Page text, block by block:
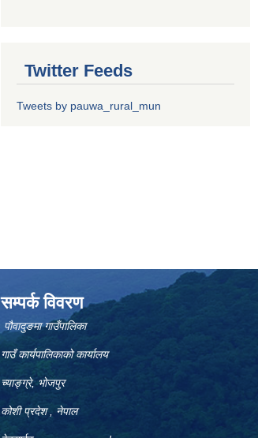
Twitter Feeds
Tweets by pauwa_rural_mun
सम्पर्क विवरण
पौवादुङमा गाउँपालिका
गाउँ कार्यपालिकाको कार्यालय
च्याङ्ग्रे, भोजपुर
कोशी प्रदेश , नेपाल